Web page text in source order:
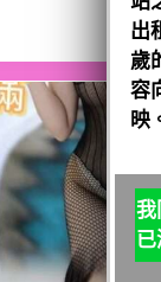
出
歲
容
映
我
已